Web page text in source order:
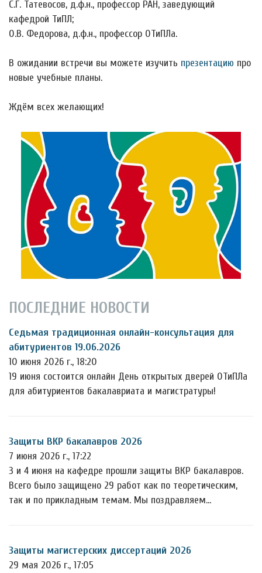
С.Г. Татевосов, д.ф.н., профессор РАН, заведующий
кафедрой ТиПЛ;
О.В. Федорова, д.ф.н., профессор ОТиПЛа.
В ожидании встречи вы можете изучить презентацию про
новые учебные планы.
Ждём всех желающих!
ПОСЛЕДНИЕ НОВОСТИ
Седьмая традиционная онлайн-консультация для
абитуриентов 19.06.2026
10 июня 2026 г., 18:20
19 июня состоится онлайн День открытых дверей ОТиПЛа
для абитуриентов бакалавриата и магистратуры!
Защиты ВКР бакалавров 2026
7 июня 2026 г., 17:22
3 и 4 июня на кафедре прошли защиты ВКР бакалавров.
Всего было защищено 29 работ как по теоретическим,
так и по прикладным темам. Мы поздравляем…
Защиты магистерских диссертаций 2026
29 мая 2026 г., 17:05